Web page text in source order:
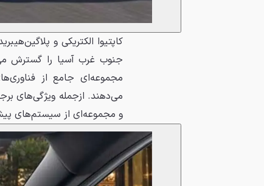
کاپتیوا الکتریکی و
مجموعه‌ای جامع از
و مجموعه‌ای از سیستم‌های